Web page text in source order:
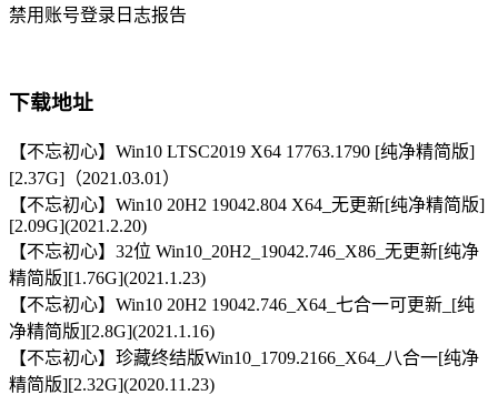
禁用账号登录日志报告
下载地址
【不忘初心】Win10 LTSC2019 X64 17763.1790 [纯净精简版]
[2.37G]（2021.03.01）
【不忘初心】Win10 20H2 19042.804 X64_无更新[纯净精简版]
[2.09G](2021.2.20)
【不忘初心】32位 Win10_20H2_19042.746_X86_无更新[纯净
精简版][1.76G](2021.1.23)
【不忘初心】Win10 20H2 19042.746_X64_七合一可更新_[纯
净精简版][2.8G](2021.1.16)
【不忘初心】珍藏终结版Win10_1709.2166_X64_八合一[纯净
精简版][2.32G](2020.11.23)